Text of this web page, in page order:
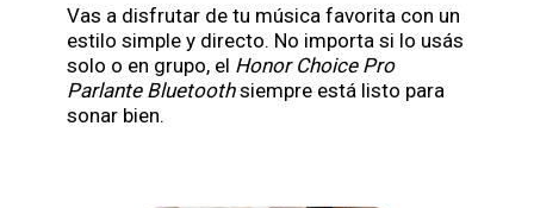
Vas a disfrutar de tu música favorita con un
estilo simple y directo. No importa si lo usás
solo o en grupo, el Honor Choice Pro
Parlante Bluetoothsiempre está listo para
sonar bien.